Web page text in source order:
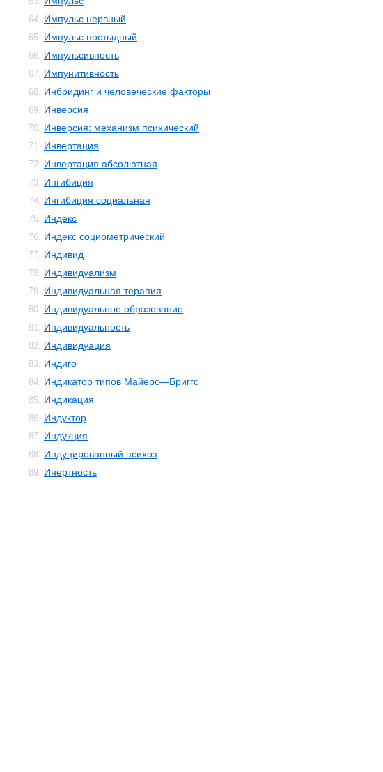
64. Импульс нервный
65. Импульс постыдный
66. Импульсивность
67. Импунитивность
68. Инбридинг и человеческие факторы
69. Инверсия
70. Инверсия: механизм психический
71. Инвертация
72. Инвертация абсолютная
73. Ингибиция
74. Ингибиция социальная
75. Индекс
76. Индекс социометрический
77. Индивид
78. Индивидуализм
79. Индивидуальная терапия
80. Индивидуальное образование
81. Индивидуальность
82. Индивидуация
83. Индиго
84. Индикатор типов Майерс—Бриггс
85. Индикация
86. Индуктор
87. Индукция
88. Индуцированный психоз
89. Инертность